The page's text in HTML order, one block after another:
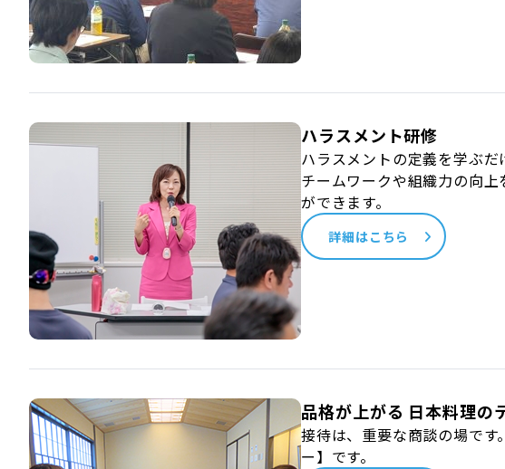
ハラスメント研修
ハラスメントの定義を学ぶ
チームワークや組織力の向
ができます。
詳細はこちら
品格が上がる 日本料理の
接待は、重要な商談の場で
ー】です。